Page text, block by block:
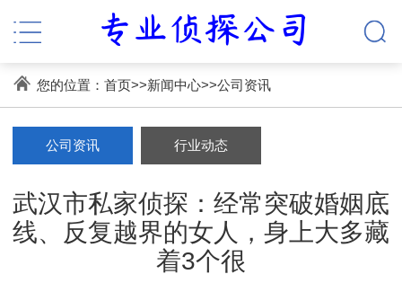
您的位置： 首页>>新闻中心>>公司资讯
公司资讯 行业动态
武汉市私家侦探：经常突破婚姻底
线、反复越界的女人，身上大多藏
着3个很